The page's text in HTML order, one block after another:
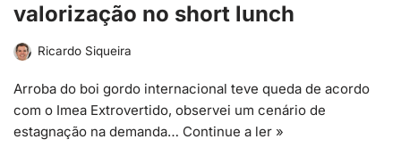
valorização no short lunch
Ricardo Siqueira
Arroba do boi gordo internacional teve queda de acordo
com o Imea Extrovertido, observei um cenário de
estagnação na demanda… Continue a ler »